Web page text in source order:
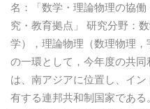
名：「数学・理論物理の協
究・教育拠点」 研究分野：
学），理論物理（数理物理
の一環として，今年度の共
は、南アジアに位置し、イ
有する連邦共和制国家であ